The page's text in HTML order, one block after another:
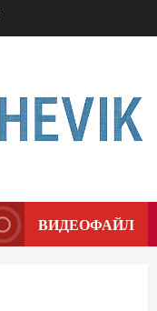
ВИДЕОФАЙЛ